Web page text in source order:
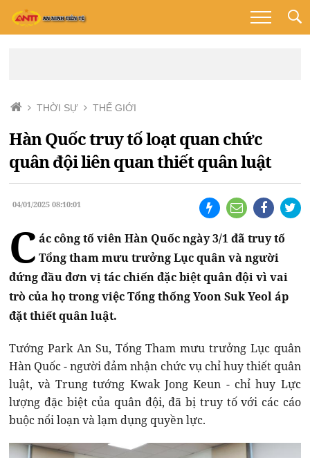
THỜI SỰ THẾ GIỚI
Hàn Quốc truy tố loạt quan chức
quân đội liên quan thiết quân luật
04/01/2025 08:10:01
C ác công tố viên Hàn Quốc ngày 3/1 đã truy tố
Tổng tham mưu trưởng Lục quân và người
đứng đầu đơn vị tác chiến đặc biệt quân đội vì vai
trò của họ trong việc Tổng thống Yoon Suk Yeol áp
đặt thiết quân luật.
Tướng Park An Su, Tổng Tham mưu trưởng Lục quân
Hàn Quốc - người đảm nhận chức vụ chỉ huy thiết quân
luật, và Trung tướng Kwak Jong Keun - chỉ huy Lực
lượng đặc biệt của quân đội, đã bị truy tố với các cáo
buộc nổi loạn và lạm dụng quyền lực.